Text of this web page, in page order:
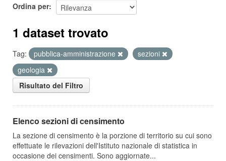
Ordina per
1 dataset trovato
Tag: pubblica-amministrazione
sezioni
geologia
Risultato del Filtro
Elenco sezioni di censimento
La sezione di censimento è la porzione di territorio su cui sono
effettuate le rilevazioni dell'Istituto nazionale di statistica in
occasione dei censimenti. Sono aggiornate...